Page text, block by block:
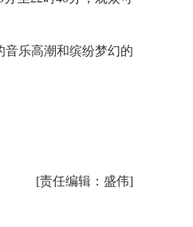
乐高潮和缤纷梦幻的
[责任编辑：盛伟]